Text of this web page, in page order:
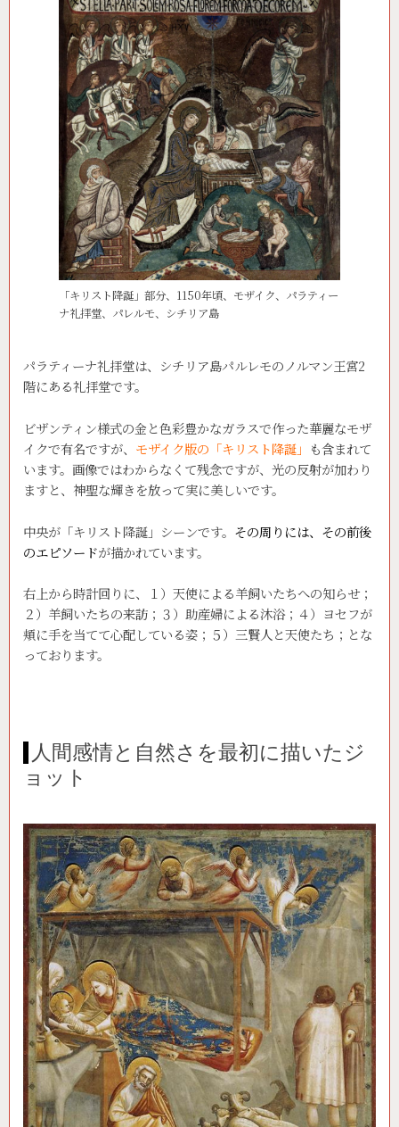
「キリスト降誕」部分、1150年頃、モザイク、パラティー
ナ礼拝堂、パレルモ、シチリア島
パラティーナ礼拝堂は、シチリア島パルレモのノルマン王宮2
階にある礼拝堂です。
ビザンティン様式の金と色彩豊かなガラスで作った華麗なモザ
イクで有名ですが、 モザイク版の「キリスト降誕」 も含まれて
います。画像ではわからなくて残念ですが、光の反射が加わり
ますと、神聖な輝きを放って実に美しいです。
中央が「キリスト降誕」シーンです。 その周りには、その前後
のエピソードが描かれています。
右上から時計回りに、１）天使による羊飼いたちへの知らせ；
２）羊飼いたちの来訪；３）助産婦による沐浴；４）ヨセフが
頬に手を当てて心配している姿；５）三賢人と天使たち；とな
っております。
人間感情と自然さを最初に描いたジ
ョット